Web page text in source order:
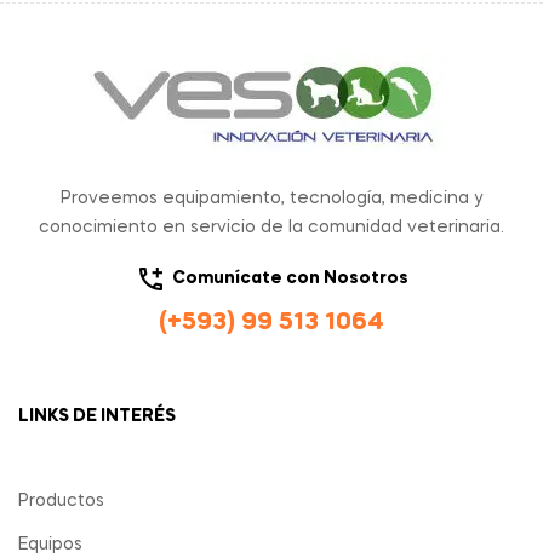
Proveemos equipamiento, tecnología, medicina y
conocimiento en servicio de la comunidad veterinaria.
Comunícate con Nosotros
(+593) 99 513 1064
LINKS DE INTERÉS
Productos
Equipos